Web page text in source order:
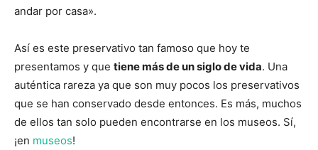
andar por casa».
Así es este preservativo tan famoso que hoy te
presentamos y que tiene más de un siglo de vida. Una
auténtica rareza ya que son muy pocos los preservativos
que se han conservado desde entonces. Es más, muchos
de ellos tan solo pueden encontrarse en los museos. Sí,
¡en museos!